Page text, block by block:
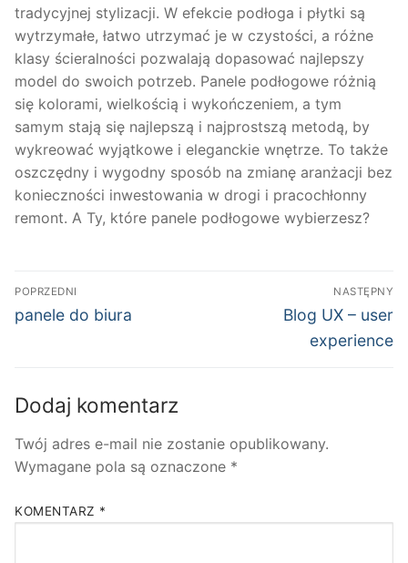
tradycyjnej stylizacji. W efekcie podłoga i płytki są
wytrzymałe, łatwo utrzymać je w czystości, a różne
klasy ścieralności pozwalają dopasować najlepszy
model do swoich potrzeb. Panele podłogowe różnią
się kolorami, wielkością i wykończeniem, a tym
samym stają się najlepszą i najprostszą metodą, by
wykreować wyjątkowe i eleganckie wnętrze. To także
oszczędny i wygodny sposób na zmianę aranżacji bez
konieczności inwestowania w drogi i pracochłonny
remont. A Ty, które panele podłogowe wybierzesz?
Nawigacja
wpisu
POPRZEDNI
Poprzedni
panele do biura
NASTĘPNY
Następny
wpis:
Blog UX – user
experience
Dodaj komentarz
Twój adres e-mail nie zostanie opublikowany.
Wymagane pola są oznaczone *
KOMENTARZ *